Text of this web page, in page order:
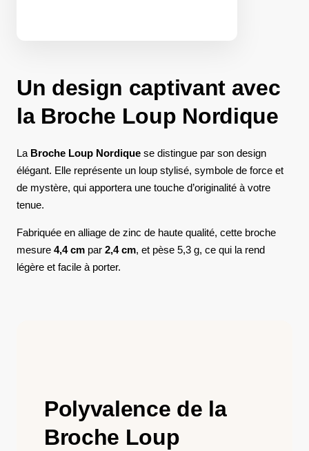
Un design captivant avec
la Broche Loup Nordique
La Broche Loup Nordique se distingue par son design
élégant. Elle représente un loup stylisé, symbole de force et
de mystère, qui apportera une touche d’originalité à votre
tenue.
Fabriquée en alliage de zinc de haute qualité, cette broche
mesure 4,4 cm par 2,4 cm, et pèse 5,3 g, ce qui la rend
légère et facile à porter.
Polyvalence de la
Broche Loup